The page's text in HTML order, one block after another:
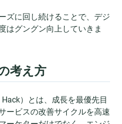
ズに回し続けることで、デジ
はグングン向上していきま
考え方
）とは、成長を最優先目
ービスの改善サイクルを高速